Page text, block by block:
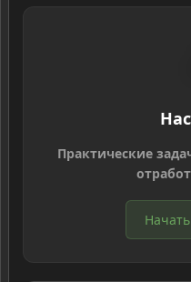
Практические